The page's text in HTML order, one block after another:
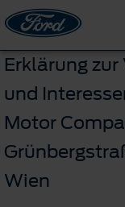
Erklärung
und
Motor
Wien